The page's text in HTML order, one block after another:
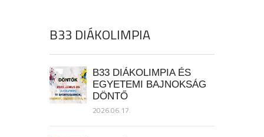
B33 DIÁKOLIMPIA
B33 DIÁKOLIMPIA ÉS
EGYETEMI BAJNOKSÁG
DÖNTŐ
2026.06.17.